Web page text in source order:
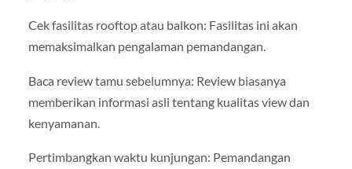
Cek fasilitas rooftop atau balkon: Fasilitas ini akan
memaksimalkan pengalaman pemandangan.
Baca review tamu sebelumnya: Review biasanya
memberikan informasi asli tentang kualitas view dan
kenyamanan.
Pertimbangkan waktu kunjungan: Pemandangan